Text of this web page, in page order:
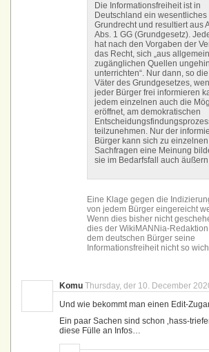
Die Informationsfreiheit ist in
Deutschland ein wesentliches
Grundrecht und resultiert aus
Abs. 1 GG (Grundgesetz).
hat nach den Vorgaben der
das Recht, sich „aus allgemein
zugänglichen Quellen
unterrichten“. Nur dann, so
Väter des Grundgesetzes,
jeder Bürger frei informieren
jedem einzelnen auch die
eröffnet, am demokratischen
teilzunehmen. Nur der
Bürger kann sich zu einzelnen
Sachfragen eine Meinung
sie im Bedarfsfall auch
Eine Klage gegen die
von jedem Bürger eingereicht
Wenn dies bisher nicht
dies der WikiMANNia-
dem deutschen Bürger seine
Informationsfreiheit nicht so
Komu Thursday, der 10. December
Und wie bekommt man einen Edit-
Ein paar Sachen sind schon ‚hass-
diese Fülle an Infos…